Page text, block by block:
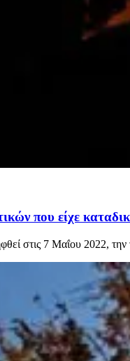
που είχε
στις 7 Μαΐου 2022, την